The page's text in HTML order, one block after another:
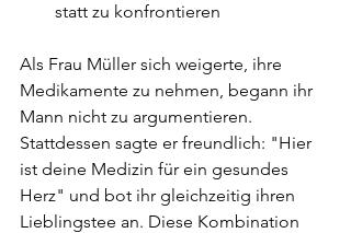
statt zu konfrontieren
Als Frau Müller sich weigerte, ihre
Medikamente zu nehmen, begann ihr
Mann nicht zu argumentieren.
Stattdessen sagte er freundlich: "Hier
ist deine Medizin für ein gesundes
Herz" und bot ihr gleichzeitig ihren
Lieblingstee an. Diese Kombination